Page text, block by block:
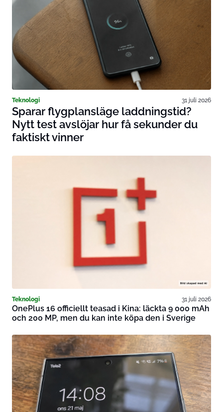
Teknologi 31 juli 2026
Sparar flygplansläge laddningstid?
Nytt test avslöjar hur få sekunder du
faktiskt vinner
Teknologi 31 juli 2026
OnePlus 16 officiellt teasad i Kina: läckta 9 000 mAh
och 200 MP, men du kan inte köpa den i Sverige